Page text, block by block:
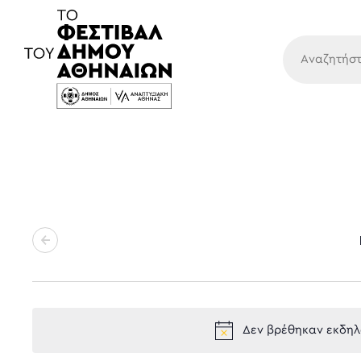
Κύρια
Δεν βρέθηκαν